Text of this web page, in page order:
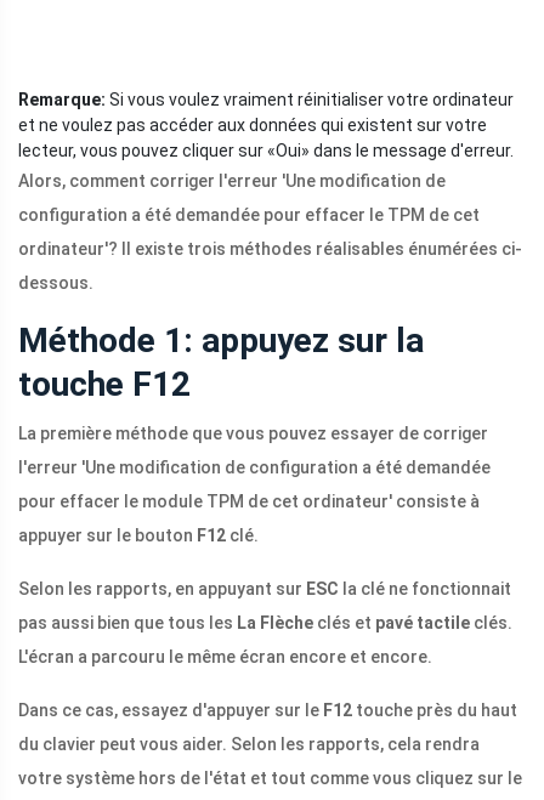
Remarque: Si vous voulez vraiment réinitialiser votre ordinateur
et ne voulez pas accéder aux données qui existent sur votre
lecteur, vous pouvez cliquer sur «Oui» dans le message d'erreur.
Alors, comment corriger l'erreur 'Une modification de
configuration a été demandée pour effacer le TPM de cet
ordinateur'? Il existe trois méthodes réalisables énumérées ci-
dessous.
Méthode 1: appuyez sur la
touche F12
La première méthode que vous pouvez essayer de corriger
l'erreur 'Une modification de configuration a été demandée
pour effacer le module TPM de cet ordinateur' consiste à
appuyer sur le bouton F12 clé.
Selon les rapports, en appuyant sur ESC la clé ne fonctionnait
pas aussi bien que tous les La Flèche clés et pavé tactile clés.
L'écran a parcouru le même écran encore et encore.
Dans ce cas, essayez d'appuyer sur le F12 touche près du haut
du clavier peut vous aider. Selon les rapports, cela rendra
votre système hors de l'état et tout comme vous cliquez sur le